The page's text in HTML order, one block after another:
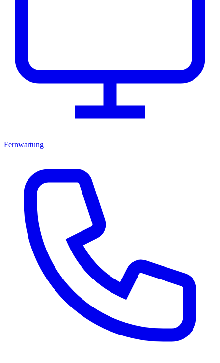
Fernwartung